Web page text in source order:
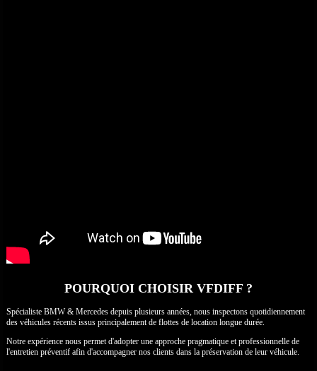
POURQUOI CHOISIR VFDIFF ?
Spécialiste BMW & Mercedes depuis plusieurs années, nous inspectons quotidiennement
des véhicules récents issus principalement de flottes de location longue durée.
Notre expérience nous permet d'adopter une approche pragmatique et professionnelle de
l'entretien préventif afin d'accompagner nos clients dans la préservation de leur véhicule.